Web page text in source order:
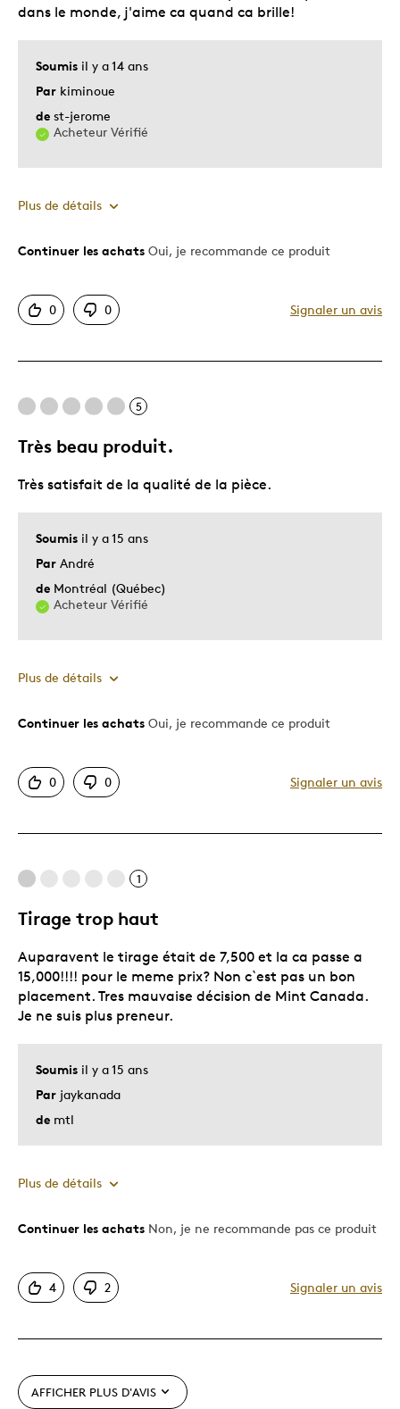
Soumis il y a 14 ans
Par kiminoue
de st-jerome
Acheteur Vérifié
dans le monde, j'aime ca quand ca brille!
Plus de détails
Le pour
Motif attrayant
Très bonne qualité
Les meilleures utilisations
Collection
Continuer les achats Oui, je recommande ce produit
0 0 Signaler un avis
5
Très beau produit.
Soumis il y a 15 ans
Par André
de Montréal (Québec)
Acheteur Vérifié
Très satisfait de la qualité de la pièce.
Plus de détails
Le pour
Motif attrayant
Très bonne qualité
Les meilleures utilisations
Cadeau pour adulte
Décrivez-vous
Chasseur d'aubaines, Guidé par la
qualité
Continuer les achats Oui, je recommande ce produit
0 0 Signaler un avis
1
Tirage trop haut
Soumis il y a 15 ans
Par jaykanada
de mtl
Auparavent le tirage était de 7,500 et la ca passe a
15,000!!!! pour le meme prix? Non c`est pas un bon
placement. Tres mauvaise décision de Mint Canada.
Je ne suis plus preneur.
Plus de détails
Le contre
Continuer les achats Non, je ne recommande pas ce produit
4 2 Signaler un avis
AFFICHER PLUS D'AVIS